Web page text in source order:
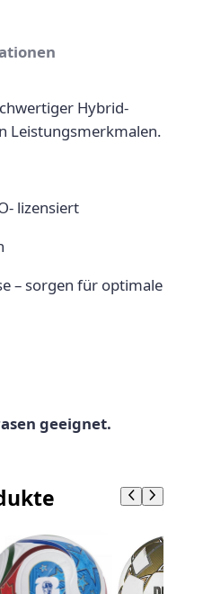
Hybrid-
Leistungsmerkmalen.
lizensiert
– sorgen für optimale
geeignet.